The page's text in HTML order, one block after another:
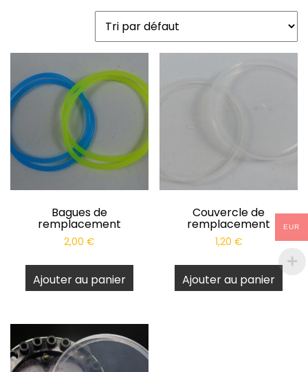
Bagues de
remplacement
2,00€
Ajouter au panier
Couvercle de
remplacement
1,20€
Ajouter au panier
EUR